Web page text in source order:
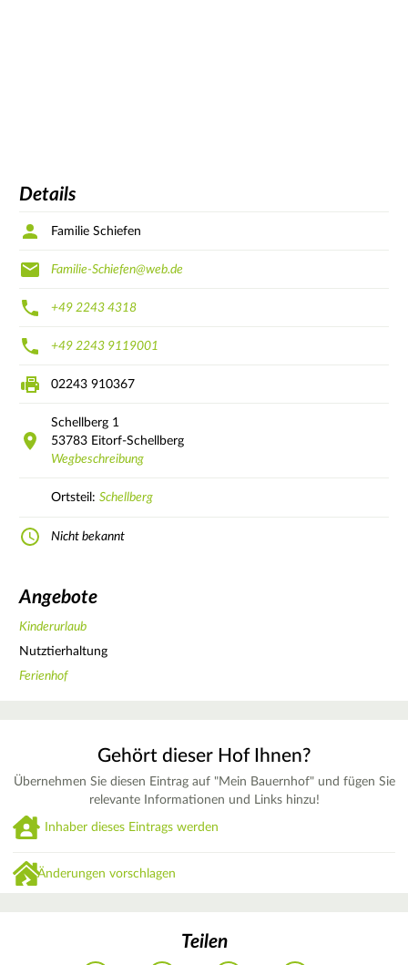
Details
Familie Schiefen
Familie-Schiefen@web.de
+49 2243 4318
+49 2243 9119001
02243 910367
Schellberg 1
53783 Eitorf-Schellberg
Wegbeschreibung
Ortsteil: Schellberg
Nicht bekannt
Angebote
Kinderurlaub
Nutztierhaltung
Ferienhof
Gehört dieser Hof Ihnen?
Übernehmen Sie diesen Eintrag auf "Mein Bauernhof" und fügen Sie
relevante Informationen und Links hinzu!
Inhaber dieses Eintrags werden
Änderungen vorschlagen
Teilen